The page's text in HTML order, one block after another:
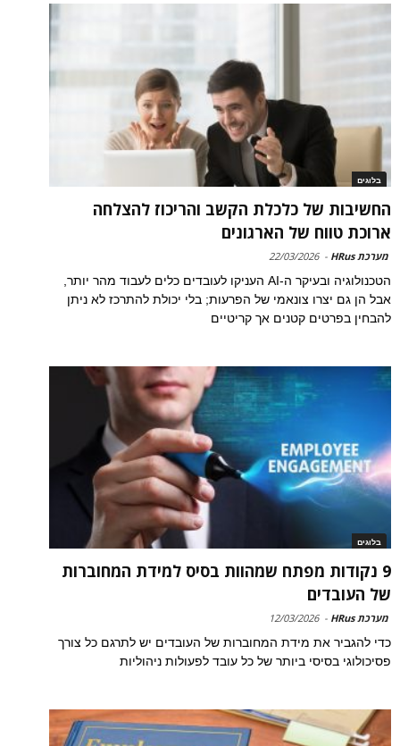
בלוגים
החשיבות של כלכלת הקשב והריכוז להצלחה
ארוכת טווח של הארגונים
מערכת HRus -
22/03/2026
הטכנולוגיה ובעיקר ה-AI העניקו לעובדים כלים לעבוד מהר יותר,
אבל הן גם יצרו צונאמי של הפרעות; בלי יכולת להתרכז לא ניתן
להבחין בפרטים קטנים אך קריטיים
בלוגים
9 נקודות מפתח שמהוות בסיס למידת המחוברות
של העובדים
מערכת HRus -
12/03/2026
כדי להגביר את מידת המחוברות של העובדים יש לתרגם כל צורך
פסיכולוגי בסיסי ביותר של כל עובד לפעולות ניהוליות